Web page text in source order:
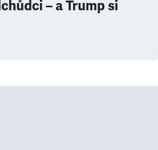
– a Trump si